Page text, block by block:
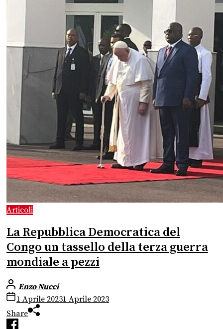
Articoli
La Repubblica Democratica del
Congo un tassello della terza guerra
mondiale a pezzi
Enzo Nucci
1 Aprile 20231 Aprile 2023
Share